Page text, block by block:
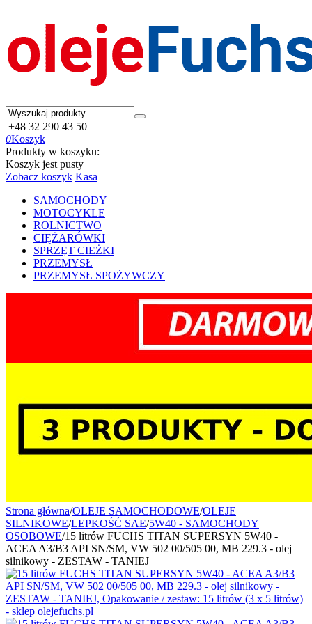
+48 32 290 43 50
0Koszyk
Produkty w koszyku:
Koszyk jest pusty
Zobacz koszyk Kasa
SAMOCHODY
MOTOCYKLE
ROLNICTWO
CIĘŻARÓWKI
SPRZĘT CIEŻKI
PRZEMYSŁ
PRZEMYSŁ SPOŻYWCZY
Strona główna/OLEJE SAMOCHODOWE/OLEJE
SILNIKOWE/LEPKOŚĆ SAE/5W40 - SAMOCHODY
OSOBOWE/15 litrów FUCHS TITAN SUPERSYN 5W40 -
ACEA A3/B3 API SN/SM, VW 502 00/505 00, MB 229.3 - olej
silnikowy - ZESTAW - TANIEJ